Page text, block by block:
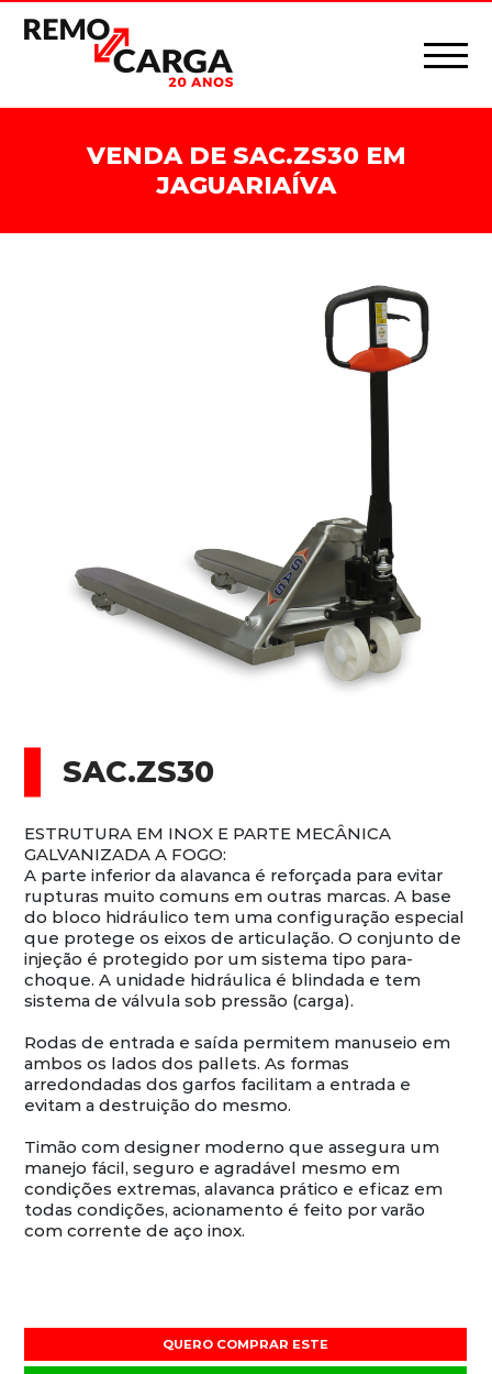
VENDA DE SAC.ZS30 EM
JAGUARIAÍVA
SAC.ZS30
ESTRUTURA EM INOX E PARTE MECÂNICA
GALVANIZADA A FOGO:
A parte inferior da alavanca é reforçada para evitar
rupturas muito comuns em outras marcas. A base
do bloco hidráulico tem uma configuração especial
que protege os eixos de articulação. O conjunto de
injeção é protegido por um sistema tipo para-
choque. A unidade hidráulica é blindada e tem
sistema de válvula sob pressão (carga).
Rodas de entrada e saída permitem manuseio em
ambos os lados dos pallets. As formas
arredondadas dos garfos facilitam a entrada e
evitam a destruição do mesmo.
Timão com designer moderno que assegura um
manejo fácil, seguro e agradável mesmo em
condições extremas, alavanca prático e eficaz em
todas condições, acionamento é feito por varão
com corrente de aço inox.
QUERO COMPRAR ESTE